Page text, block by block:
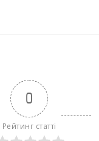
0
Рейтинг статті